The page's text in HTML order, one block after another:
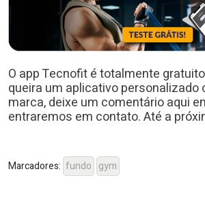
O app Tecnofit é totalmente
queira um aplicativo personalizado
marca, deixe um comentário aqui
entraremos em contato. Até a
Marcadores: fundo gym